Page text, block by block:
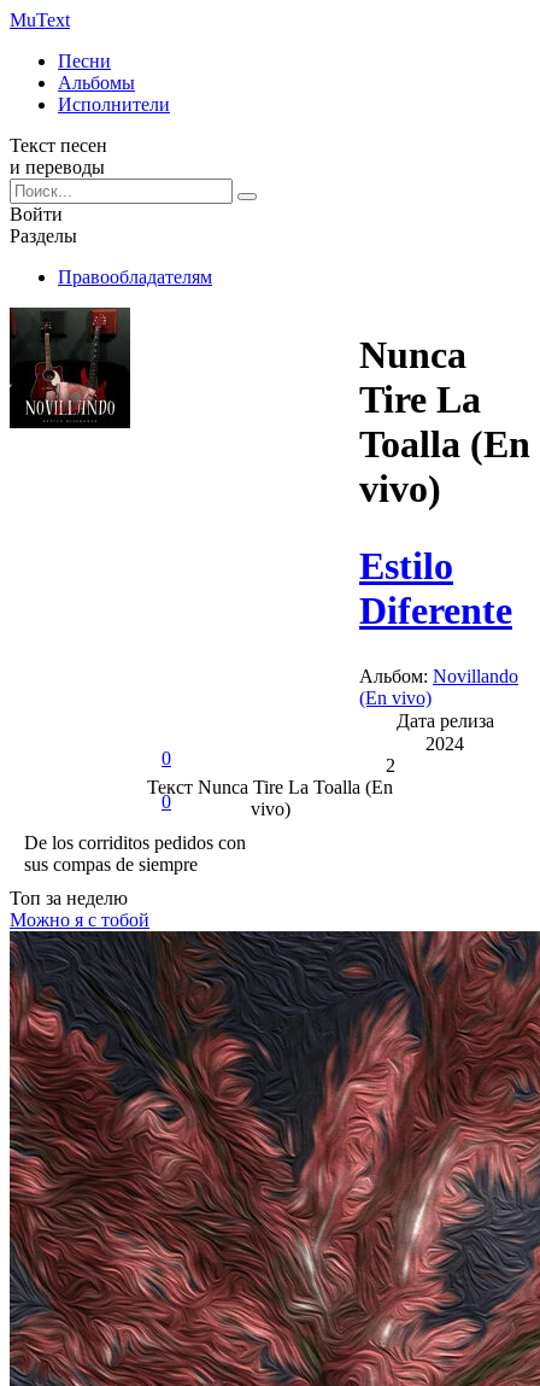
MuText
Песни
Альбомы
Исполнители
Текст песен
и переводы
Войти
Разделы
Правообладателям
0
0
Nunca
Tire La
Toalla (En
vivo)
Estilo
Diferente
Альбом: Novillando
(En vivo)
Дата релиза
2024
2
Текст Nunca Tire La Toalla (En
vivo)
De los corriditos pedidos con
sus compas de siempre
Топ за неделю
Можно я с тобой